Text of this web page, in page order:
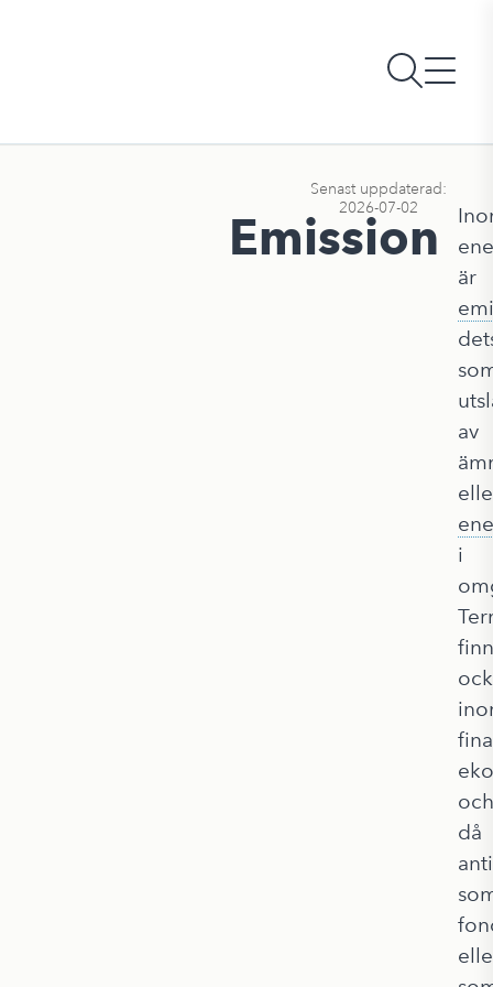
Emission
Senast uppdaterad:
2026-07-02
är
av
i
och
då